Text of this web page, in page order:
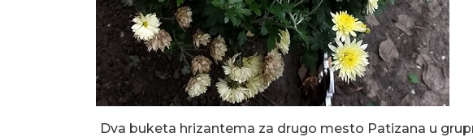
Dva buketa hrizantema za drugo mesto Patizana u